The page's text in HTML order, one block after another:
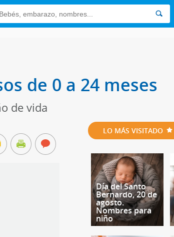
de 0 a 24 meses
de vida
LO MÁS VISITADO
Día del Santo
Bernardo, 20 de
agosto.
Nombres para
niño